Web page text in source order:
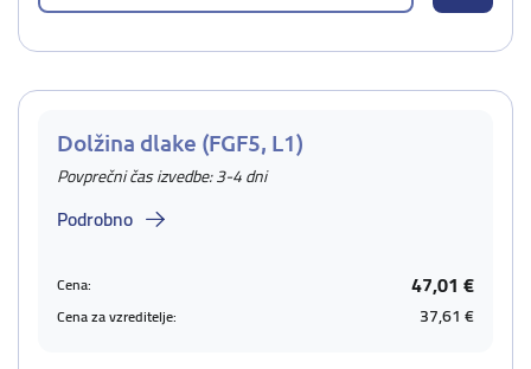
Dolžina dlake (FGF5, L1)
Povprečni čas izvedbe: 3-4 dni
Podrobno
Cena: 47,01 €
Cena za vzreditelje: 37,61 €